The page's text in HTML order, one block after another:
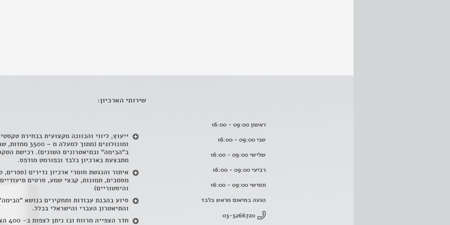
ראשון 09:00 - 16:00
שני 09:00 - 16:00
שלישי 09:00 - 16:00
רביעי 09:00 - 16:00
חמישי 09:00 - 16:00
הגעה בתיאום מראש בלבד
03-5266720
שירותי הארכיון:
ייעוץ, ליווי והכוונה מקצועית בבחירת
ומונולוגים (מתוך למעלה מ –
ב"הבימה" ובתיאטרונים השונים). רכישת
מתבצעת בארכיון בלבד ובפורמט מודפס.
איתור והנגשת חומרי ארכיון נדירים (ספרים,
מסמכים, תמונות, קבצי שמע, סרטים תיעודיים
והיסטוריים)
סיוע בהכנת עבודות ותחקירים בנושא
והתיאטרון העברי והישראלי בכלל.
חדר הצפייה